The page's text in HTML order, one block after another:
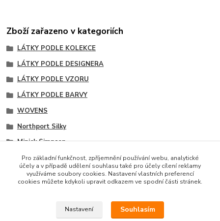
Zboží zařazeno v kategoriích
LÁTKY PODLE KOLEKCE
LÁTKY PODLE DESIGNERA
LÁTKY PODLE VZORU
LÁTKY PODLE BARVY
WOVENS
Northport Silky
Minick Simpson
Kostičky
Červené odstíny
Copyright © 2014 · E-SHOP S DESIGNOVÝMI LÁTKAMI
Pro základní funkčnost, zpříjemnění používání webu, analytické
účely a v případě udělení souhlasu také pro účely cílení reklamy
využíváme soubory cookies. Nastavení vlastních preferencí
cookies můžete kdykoli upravit odkazem ve spodní části stránek.
Nastavení Souhlasím